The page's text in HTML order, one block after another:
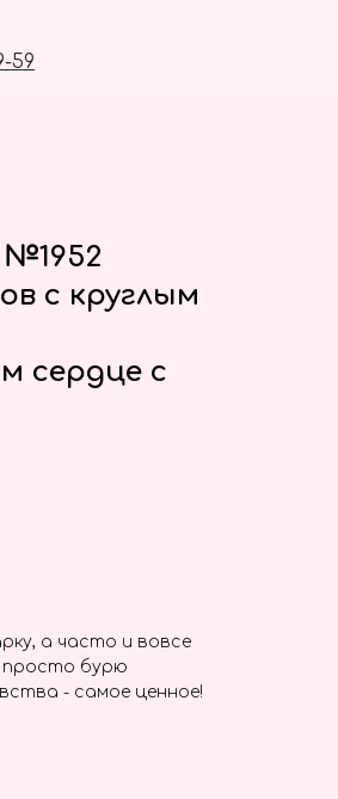
59
с круглым
сердце с
а часто и вовсе
просто бурю
- самое ценное!